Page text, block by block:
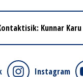
Kunnar Karu
Instagram